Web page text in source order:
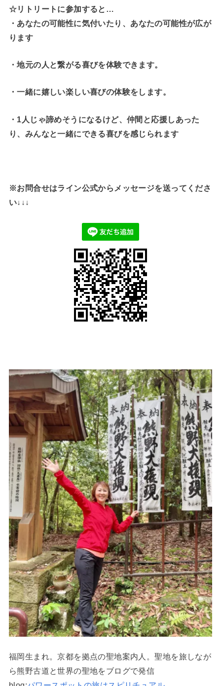
☆リトリートに参加すると…
・ あなたの可能性に気付いたり、あなたの可能性が広が
ります
・地元の人と繋がる喜びを体験できます。
・一緒に嬉しい楽しい喜びの体験をします。
・1人じゃ諦めそうになるけど、仲間と応援しあった
り、みんなと一緒にできる喜びを感じられます
※お問合せはライン公式からメッセージを送ってくださ
い↓↓↓
福岡生まれ。京都を拠点の聖地案内人。聖地を旅しなが
ら熊野古道と世界の聖地をブログで発信